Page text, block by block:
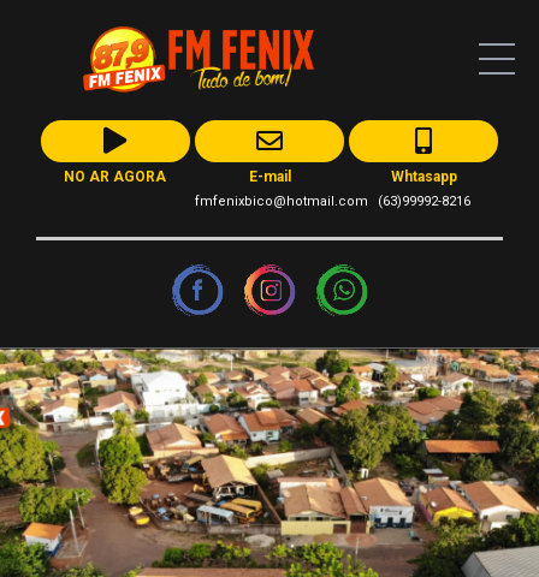
NO AR AGORA E-mail
fmfenixbico@hotmail.com
Whtasapp
(63)99992-8216